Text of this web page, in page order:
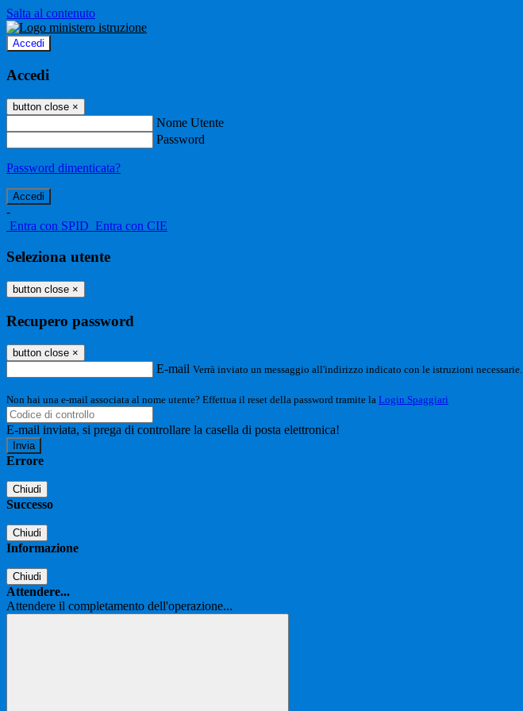
Salta al contenuto
Accedi
Accedi
button close ×
Nome Utente
Password
Password dimenticata?
-
Entra con SPID Entra con CIE
Seleziona utente
button close ×
Recupero password
button close ×
E-mail Verrà inviato un messaggio all'indirizzo indicato con le istruzioni necessarie.
Non hai una e-mail associata al nome utente? Effettua il reset della password tramite la Login Spaggiari
E-mail inviata, si prega di controllare la casella di posta elettronica!
Errore
Chiudi
Successo
Chiudi
Informazione
Chiudi
Attendere...
Attendere il completamento dell'operazione...